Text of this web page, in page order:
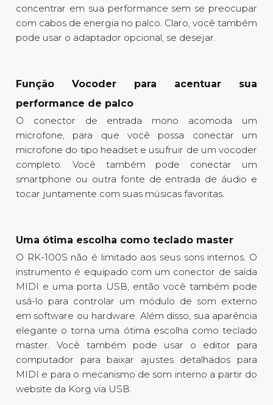
concentrar em sua performance sem se preocupar
com cabos de energia no palco. Claro, você também
pode usar o adaptador opcional, se desejar.
Função Vocoder para acentuar sua
performance de palco
O conector de entrada mono acomoda um
microfone, para que você possa conectar um
microfone do tipo headset e usufruir de um vocoder
completo. Você também pode conectar um
smartphone ou outra fonte de entrada de áudio e
tocar juntamente com suas músicas favoritas.
Uma ótima escolha como teclado master
O RK-100S não é limitado aos seus sons internos. O
instrumento é equipado com um conector de saída
MIDI e uma porta USB, então você também pode
usá-lo para controlar um módulo de som externo
em software ou hardware. Além disso, sua aparência
elegante o torna uma ótima escolha como teclado
master. Você também pode usar o editor para
computador para baixar ajustes detalhados para
MIDI e para o mecanismo de som interno a partir do
website da Korg via USB.